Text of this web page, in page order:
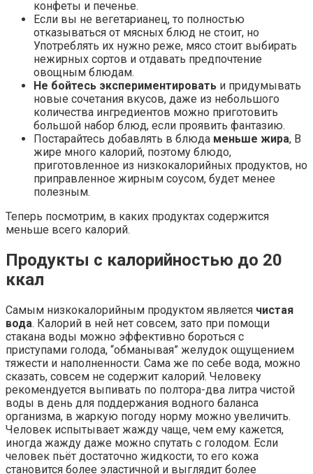
конфеты и печенье.
Если вы не вегетарианец, то полностью
отказываться от мясных блюд не стоит, но
Употреблять их нужно реже, мясо стоит выбирать
нежирных сортов и отдавать предпочтение
овощным блюдам.
Не бойтесь экспериментировать и придумывать
новые сочетания вкусов, даже из небольшого
количества ингредиентов можно приготовить
большой набор блюд, если проявить фантазию.
Постарайтесь добавлять в блюда меньше жира, В
жире много калорий, поэтому блюдо,
приготовленное из низкокалорийных продуктов, но
приправленное жирным соусом, будет менее
полезным.
Теперь посмотрим, в каких продуктах содержится
меньше всего калорий.
Продукты с калорийностью до 20
ккал
Самым низкокалорийным продуктом является чистая
вода. Калорий в ней нет совсем, зато при помощи
стакана воды можно эффективно бороться с
приступами голода, “обманывая” желудок ощущением
тяжести и наполненности. Сама же по себе вода, можно
сказать, совсем не содержит калорий. Человеку
рекомендуется выпивать по полтора-два литра чистой
воды в день для поддержания водного баланса
организма, в жаркую погоду норму можно увеличить.
Человек испытывает жажду чаще, чем ему кажется,
иногда жажду даже можно спутать с голодом. Если
человек пьёт достаточно жидкости, то его кожа
становится более эластичной и выглядит более